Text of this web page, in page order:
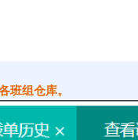
班组仓库。